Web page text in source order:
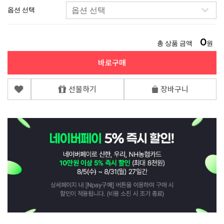
옵션 선택
총 상품 금액 0원
바로구매
선물하기 장바구니